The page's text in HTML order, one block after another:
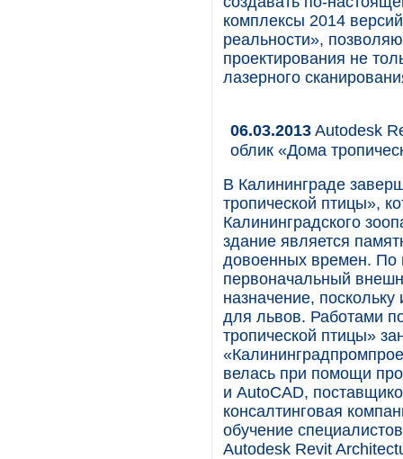
комплексы 2014
реальности»,
проектирования не
лазерного
06.03.2013Autodesk
облик «Дома
В Калининграде
тропической птицы»,
Калининградского
здание является
довоенных времен. По
первоначальный
назначение,
для львов. Работами
тропической птицы»
велась при помощи
и AutoCAD,
консалтинговая
обучение
Autodesk Revit